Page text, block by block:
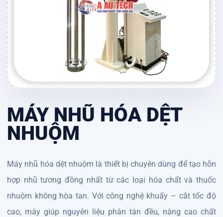
MÁY NHŨ HÓA DỆT
NHUỘM
Máy nhũ hóa dệt nhuộm là thiết bị chuyên dùng để tạo hỗn
hợp nhũ tương đồng nhất từ các loại hóa chất và thuốc
nhuộm không hòa tan. Với công nghệ khuấy – cắt tốc độ
cao, máy giúp nguyên liệu phân tán đều, nâng cao chất